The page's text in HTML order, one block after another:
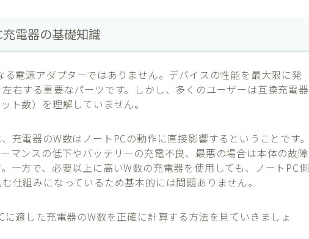
電器の基礎知識
る電源アダプターではありません。デバイスの性能を最大限に発
右する重要なパーツです。しかし、多くのユーザーは互換充電器
ト数）を理解していません。
充電器のW数はノートPCの動作に直接影響するということです。
マンスの低下やバッテリーの充電不良、最悪の場合は本体の故障
一方で、必要以上に高いW数の充電器を使用しても、ノートPC側
仕組みになっているため基本的には問題ありません。
に適した充電器のW数を正確に計算する方法を見ていきましょ